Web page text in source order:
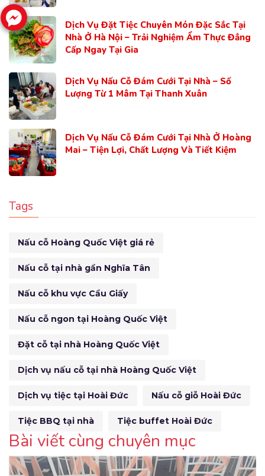
Dịch Vụ Đặt Tiệc Chuyên Món Đặc Sắc Tại
Nhà Ở Hà Nội – Trải Nghiệm Ẩm Thực Đẳng
Cấp Ngay Tại Gia
Dịch Vụ Nấu Cỗ Đám Cưới Tại Nhà – Số
Lượng Từ 1 Mâm Tại Thanh Xuân
Dịch Vụ Nấu Cỗ Đám Cưới Tại Nhà Ở Hoàng
Mai – Tiện Lợi, Chất Lượng Và Tiết Kiệm
Tags
Nấu cỗ Hoàng Quốc Việt giá rẻ
Nấu cỗ tại nhà gần Nghĩa Tân
Nấu cỗ khu vực Cầu Giấy
Nấu cỗ ngon tại Hoàng Quốc Việt
Đặt cỗ tại nhà Hoàng Quốc Việt
Dịch vụ nấu cỗ tại nhà Hoàng Quốc Việt
Dịch vụ tiệc tại Hoài Đức Nấu cỗ giỗ Hoài Đức
Tiệc BBQ tại nhà Tiệc buffet Hoài Đức
Bài viết cùng chuyên mục